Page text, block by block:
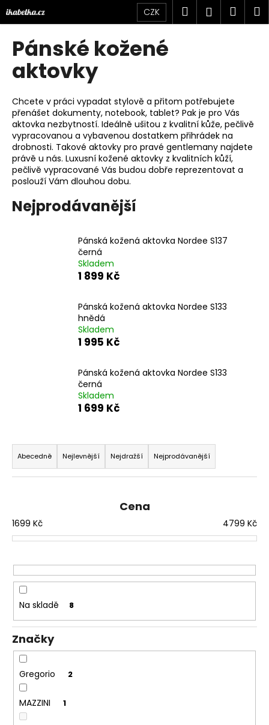
na
obsah
CZK Hledat
Pánské kožené
aktovky
Chcete v práci vypadat stylově a přitom potřebujete
přenášet dokumenty, notebook, tablet? Pak je pro Vás
aktovka nezbytností. Ideálně ušitou z kvalitní kůže, pečlivě
vypracovanou a vybavenou dostatkem přihrádek na
drobnosti. Takové aktovky pro pravé gentlemany najdete
právě u nás. Luxusní kožené aktovky z kvalitních kůží,
pečlivě vypracované Vás budou dobře reprezentovat a
poslouží Vám dlouhou dobu.
Nejprodávanější
Pánská kožená aktovka Nordee S137
černá
Skladem
1 899 Kč
Pánská kožená aktovka Nordee S133
hnědá
Skladem
1 995 Kč
Pánská kožená aktovka Nordee S133
černá
Skladem
1 699 Kč
Ř
a
z
í
p
o
d
u
k
t
ů
Abecedně Nejlevnější Nejdražší Nejprodávanější
Cena
1699 Kč 4799 Kč
Na skladě 8
Značky
Gregorio 2
MAZZINI 1
K
o
C
o
p
o
t
ř
e
b
u
j
HLEDAT
D
o
u
č
j
e
m